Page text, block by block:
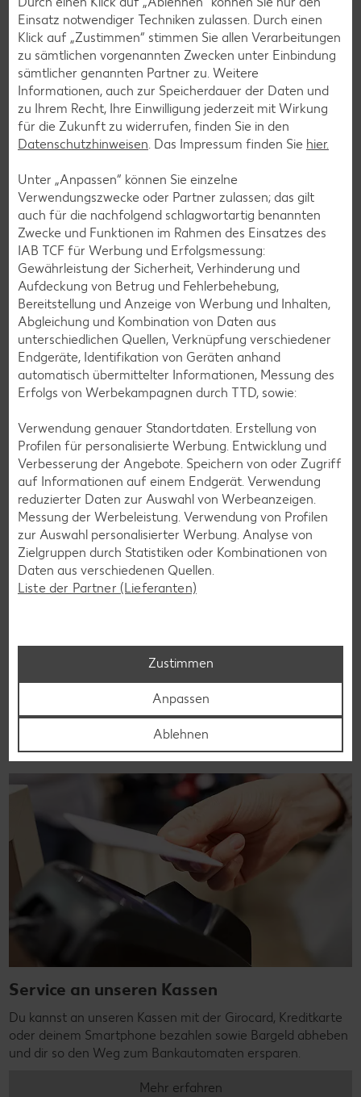
Kaufland-App: cleverer Einkaufshelfer mit
Kaufland Card XTRA
Dein Einkauf, perfekt organisiert – für iOS und Android:
Entdecke unsere Filial-Angebote, verpasse dank
Angebotsalarm kein Angebote mehr und plane deinen
Einkauf entspannt mit der digitalen Einkaufsliste. Ob
exklusive Kaufland Card XTRA Vorteile, unser riesiger
Online-Marktplatz Kaufland.de oder der schnelle Filialfinder
– mit der Kaufland-App hast du alles im Griff.
Mehr erfahren
dass unsere Kunden mit uns zufrieden sind und gerne in
unseren Filialen einkaufen.
Zu Kaufland Services
Service an unseren Kassen
Du kannst an unseren Kassen mit der Girocard, Kreditkarte
oder deinem Smartphone bezahlen sowie Bargeld abheben
und dir so den Weg zum Bankautomaten ersparen.
Mehr erfahren
Einsatz notwendiger Techniken zulassen. Durch einen
Klick auf „Zustimmen“ stimmen Sie allen Verarbeitungen
zu sämtlichen vorgenannten Zwecken unter Einbindung
sämtlicher genannten Partner zu. Weitere
Informationen, auch zur Speicherdauer der Daten und
zu Ihrem Recht, Ihre Einwilligung jederzeit mit Wirkung
für die Zukunft zu widerrufen, finden Sie in den
Datenschutzhinweisen. Das Impressum finden Sie hier.
Unter „Anpassen“ können Sie einzelne
Verwendungszwecke oder Partner zulassen; das gilt
auch für die nachfolgend schlagwortartig benannten
Zwecke und Funktionen im Rahmen des Einsatzes des
IAB TCF für Werbung und Erfolgsmessung:
Gewährleistung der Sicherheit, Verhinderung und
Aufdeckung von Betrug und Fehlerbehebung,
Bereitstellung und Anzeige von Werbung und Inhalten,
Abgleichung und Kombination von Daten aus
unterschiedlichen Quellen, Verknüpfung verschiedener
Endgeräte, Identifikation von Geräten anhand
automatisch übermittelter Informationen, Messung des
Erfolgs von Werbekampagnen durch TTD, sowie:
Verwendung genauer Standortdaten. Erstellung von
Profilen für personalisierte Werbung. Entwicklung und
Verbesserung der Angebote. Speichern von oder Zugriff
auf Informationen auf einem Endgerät. Verwendung
reduzierter Daten zur Auswahl von Werbeanzeigen.
Messung der Werbeleistung. Verwendung von Profilen
zur Auswahl personalisierter Werbung. Analyse von
Zielgruppen durch Statistiken oder Kombinationen von
Daten aus verschiedenen Quellen.
Liste der Partner (Lieferanten)
Zustimmen
Anpassen
Ablehnen